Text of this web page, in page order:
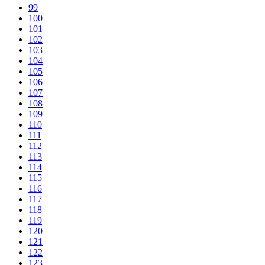
99
100
101
102
103
104
105
106
107
108
109
110
111
112
113
114
115
116
117
118
119
120
121
122